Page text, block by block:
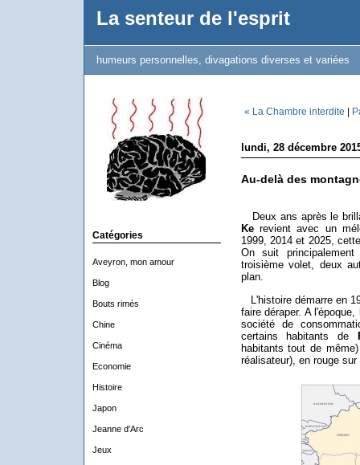
La senteur de l'esprit
humeurs personnelles, divagations diverses et variées
Catégories
Aveyron, mon amour
Blog
Bouts rimés
Chine
Cinéma
Economie
Histoire
Japon
Jeanne d'Arc
Jeux
« La Chambre interdite |
lundi, 28 décembre
Au-delà des
Deux ans après le
Kerevient avec un
1999, 2014 et 2025,
On suit
troisième volet, deux
plan.
L'histoire démarre en
faire déraper. A
société de
certains habitants de
habitants tout de
réalisateur), en rouge